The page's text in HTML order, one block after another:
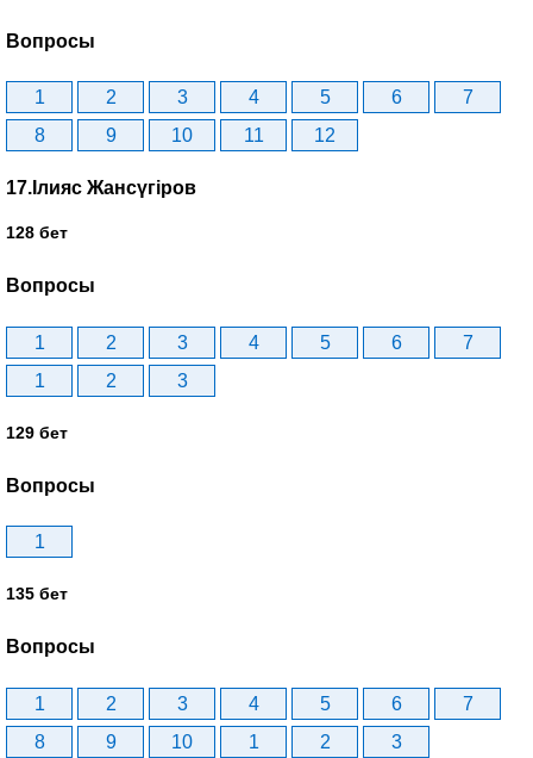
Вопросы
1 2 3 4 5 6
7
8
9 10 11 12
17.Ілияс Жансүгіров
128 бет
Вопросы
1 2 3 4 5 6
7
1
2 3
129 бет
Вопросы
1
135 бет
Вопросы
1 2 3 4 5 6
7
8
9 10 1 2 3